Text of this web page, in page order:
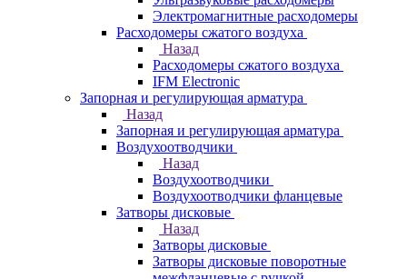
Электромагнитные расходомеры
Расходомеры сжатого воздуха
Назад
Расходомеры сжатого воздуха
IFM Electronic
Запорная и регулирующая арматура
Назад
Запорная и регулирующая арматура
Воздухоотводчики
Назад
Воздухоотводчики
Воздухоотводчики фланцевые
Затворы дисковые
Назад
Затворы дисковые
Затворы дисковые поворотные